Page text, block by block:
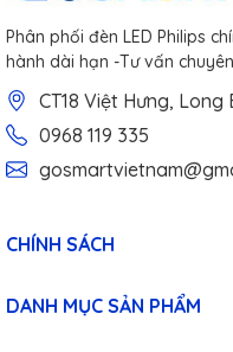
Phân phối đèn LED Philips
hành dài hạn -Tư vấn
CT18 Việt Hưng, Long
0968 119 335
CHÍNH SÁCH
DANH MỤC SẢN PHẨM